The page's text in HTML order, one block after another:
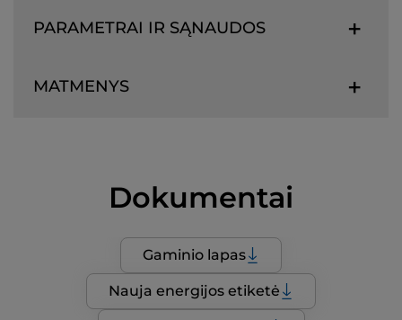
PARAMETRAI IR SĄNAUDOS
MATMENYS
Dokumentai
Gaminio lapas
Nauja energijos etiketė